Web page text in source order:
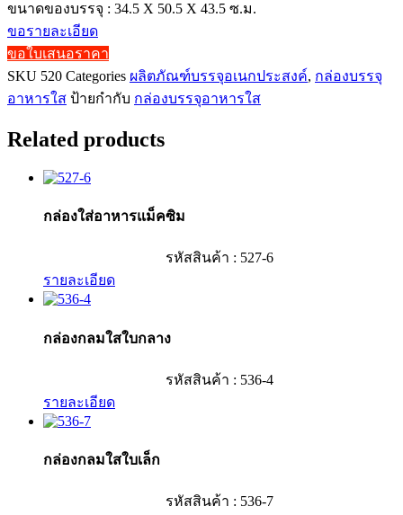
ขนาดของบรรจุ : 34.5 X 50.5 X 43.5 ซ.ม.
ขอรายละเอียด
ขอใบเสนอราคา
SKU 520 Categories ผลิตภัณฑ์บรรจุอเนกประสงค์, กล่องบรรจุ
อาหารใส ป้ายกำกับ กล่องบรรจุอาหารใส
Related products
กล่องใส่อาหารแม็คซิม
รหัสสินค้า : 527-6
รายละเอียด
กล่องกลมใสใบกลาง
รหัสสินค้า : 536-4
รายละเอียด
กล่องกลมใสใบเล็ก
รหัสสินค้า : 536-7